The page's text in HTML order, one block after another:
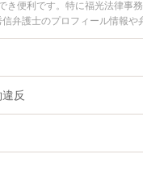
き便利です。特に福光法律
弁護士のプロフィール情報
働・雇用契約違反のトラブ
困りの相談者さんにおすすめで
反